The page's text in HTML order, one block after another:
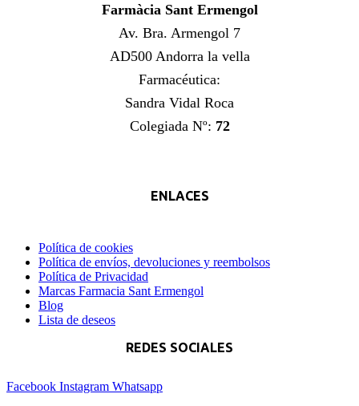
Farmàcia Sant Ermengol
Av. Bra. Armengol 7
AD500 Andorra la vella
Farmacéutica:
Sandra Vidal Roca
Colegiada Nº: 72
ENLACES
Política de cookies
Política de envíos, devoluciones y reembolsos
Política de Privacidad
Marcas Farmacia Sant Ermengol
Blog
Lista de deseos
REDES SOCIALES
Facebook Instagram Whatsapp